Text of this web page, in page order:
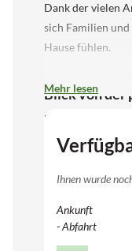
Dank der vielen
sich Familien
Hause fühlen.
Blick von der
Die 10
befinden sich in
Arbeitsräumen
bewahren daher
Personen
Mehr lesen
Ihnen wurde
Ankunft
- Abfahrt